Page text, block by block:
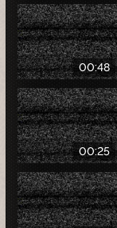
00:48
00:25